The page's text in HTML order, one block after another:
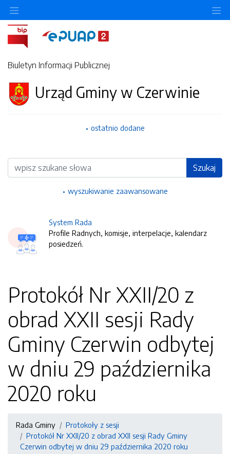
Biuletyn Informacji Publicznej
Urząd Gminy w Czerwinie
ostatnio dodane
Wyszukiwarka Szukaj
wyszukiwanie zaawansowane
System Rada
Profile Radnych, komisje, interpelacje, kalendarz
posiedzeń.
Protokół Nr XXII/20 z
obrad XXII sesji Rady
Gminy Czerwin odbytej
w dniu 29 października
2020 roku
Rada Gminy
Protokoły z sesji
Protokół Nr XXII/20 z obrad XXII sesji Rady Gminy
Czerwin odbytej w dniu 29 października 2020 roku